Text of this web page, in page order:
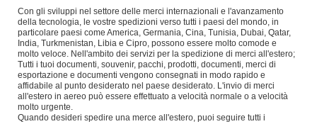
Con gli sviluppi nel settore delle merci internazionali e l'avanzamento
della tecnologia, le vostre spedizioni verso tutti i paesi del mondo, in
particolare paesi come America, Germania, Cina, Tunisia, Dubai, Qatar,
India, Turkmenistan, Libia e Cipro, possono essere molto comode e
molto veloce. Nell'ambito dei servizi per la spedizione di merci all'estero;
Tutti i tuoi documenti, souvenir, pacchi, prodotti, documenti, merci di
esportazione e documenti vengono consegnati in modo rapido e
affidabile al punto desiderato nel paese desiderato. L'invio di merci
all'estero in aereo può essere effettuato a velocità normale o a velocità
molto urgente.
Quando desideri spedire una merce all'estero, puoi seguire tutti i